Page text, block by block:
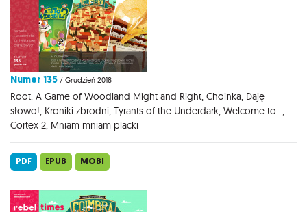
Numer 135 / Grudzień 2018
Root: A Game of Woodland Might and Right, Choinka, Daję
słowo!, Kroniki zbrodni, Tyrants of the Underdark, Welcome to...,
Cortex 2, Mniam mniam placki
PDF EPUB MOBI